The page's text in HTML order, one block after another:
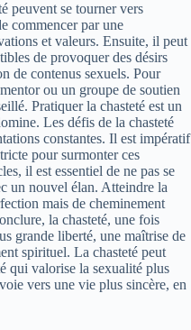
peuvent se tourner vers
commencer par une
et valeurs. Ensuite, il peut
de provoquer des désirs
de contenus sexuels. Pour
ou un groupe de soutien
Pratiquer la chasteté est un
Les défis de la chasteté
constantes. Il est impératif
pour surmonter ces
il est essentiel de ne pas se
un nouvel élan. Atteindre la
mais de cheminement
la chasteté, une fois
grande liberté, une maîtrise de
spirituel. La chasteté peut
qui valorise la sexualité plus
vers une vie plus sincère, en